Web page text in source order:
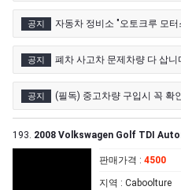
공지 자동차 정비소 "오토크루 모
공지 폐차 사고차 문제차량 다 삽니
공지 (필독) 중고차량 구입시 꼭 확
193. 2008 Volkswagen Golf TDI
판매가격 : 4500
지역 : Caboolture